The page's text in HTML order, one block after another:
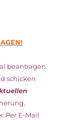
beantragen.
schicken
Per E-Mail